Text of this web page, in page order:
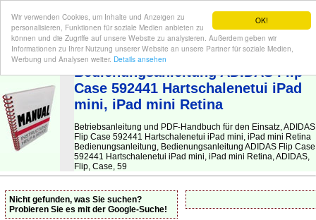
OK!
Wir verwenden Cookies, um Inhalte und Anzeigen zu
personalisieren, Funktionen für soziale Medien anbieten zu
können und die Zugriffe auf unsere Website zu analysieren. Außerdem geben wir
Informationen zu Ihrer Nutzung unserer Website an unsere Partner für soziale Medien,
Werbung und Analysen weiter. Details ansehen
BEDIENUNGSANLEITUNG| Hier finden Sie die deutsche Anleitung!
Bedienungsanleitung ADIDAS Flip
Case 592441 Hartschalenetui iPad
mini, iPad mini Retina
Betriebsanleitung und PDF-Handbuch für den Einsatz, ADIDAS
Flip Case 592441 Hartschalenetui iPad mini, iPad mini Retina
Bedienungsanleitung, Bedienungsanleitung ADIDAS Flip Case
592441 Hartschalenetui iPad mini, iPad mini Retina, ADIDAS,
Flip, Case, 59
Nicht gefunden, was Sie suchen?
Probieren Sie es mit der Google-Suche!